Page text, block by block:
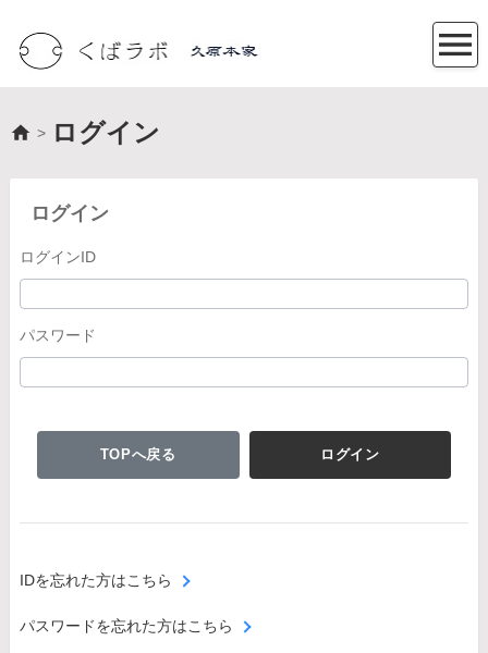
> ログイン
ログイン
ログインID
パスワード
TOPへ戻る ログイン
IDを忘れた方はこちら
パスワードを忘れた方はこちら